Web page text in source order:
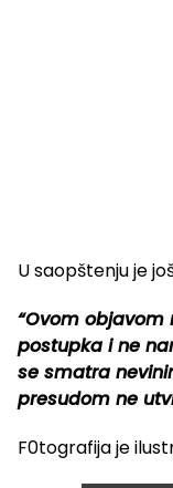
U saopštenju je
“Ovom objavom
postupka i ne
se smatra
presudom ne
F0tografija je